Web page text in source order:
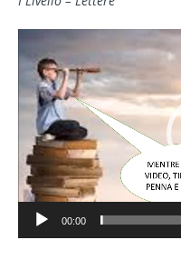
Video
Player
00:00